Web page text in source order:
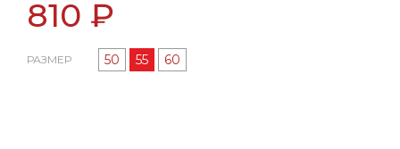
810 ₽
РАЗМЕР 50 55 60